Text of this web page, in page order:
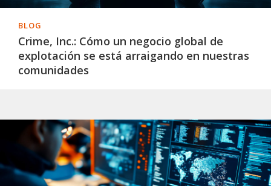
BLOG
Crime, Inc.: Cómo un negocio global de
explotación se está arraigando en nuestras
comunidades